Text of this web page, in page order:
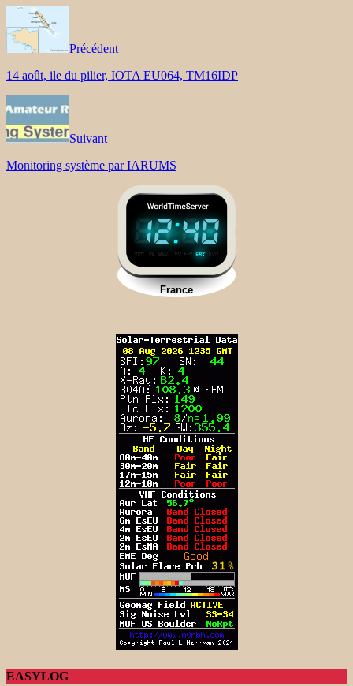
Précédent
14 août, ile du pilier, IOTA EU064, TM16IDP
Suivant
Monitoring système par IARUMS
EASYLOG